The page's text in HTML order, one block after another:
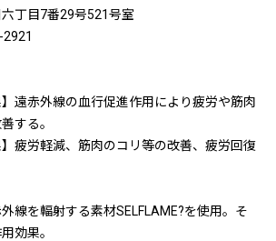
丁目7番29号521号室
】遠赤外線の血行促進作用により疲労や筋肉
する。
】疲労軽減、筋肉のコリ等の改善、疲労回復
線を輻射する素材SELFLAME?を使用。そ
効果。